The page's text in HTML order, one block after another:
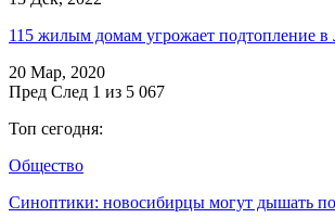
115 жилым домам угрожает подтопление в
20 Мар, 2020
Пред След 1 из 5 067
Топ сегодня:
Общество
Синоптики: новосибирцы могут дышать